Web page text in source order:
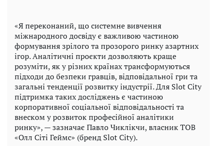
«Я переконаний, що системне вивчення
міжнародного досвіду є важливою частиною
формування зрілого та прозорого ринку азартних
ігор. Аналітичні проєкти дозволяють краще
розуміти, як у різних країнах трансформуються
підходи до безпеки гравців, відповідальної гри та
загальні тенденції розвитку індустрії. Для Slot City
підтримка таких досліджень є частиною
корпоративної соціальної відповідальності та
внеском у розвиток професійної аналітики
ринку», — зазначає Павло Чиклікчи, власник ТОВ
«Олл Сіті Геймс» (бренд Slot City).